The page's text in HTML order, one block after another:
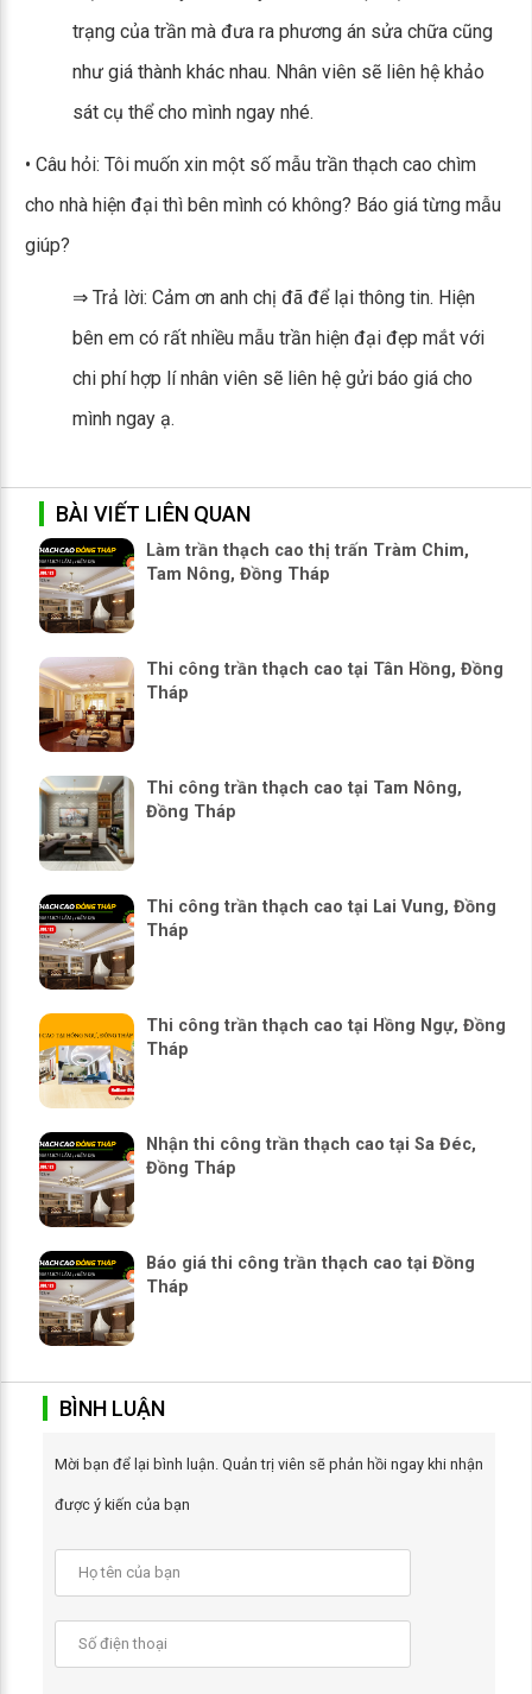
trạng của trần mà đưa ra phương án sửa chữa cũng
như giá thành khác nhau. Nhân viên sẽ liên hệ khảo
sát cụ thể cho mình ngay nhé.
• Câu hỏi: Tôi muốn xin một số mẫu trần thạch cao chìm
cho nhà hiện đại thì bên mình có không? Báo giá từng mẫu
giúp?
⇒ Trả lời: Cảm ơn anh chị đã để lại thông tin. Hiện
bên em có rất nhiều mẫu trần hiện đại đẹp mắt với
chi phí hợp lí nhân viên sẽ liên hệ gửi báo giá cho
mình ngay ạ.
BÀI VIẾT LIÊN QUAN
Làm trần thạch cao thị trấn Tràm Chim,
Tam Nông, Đồng Tháp
Thi công trần thạch cao tại Tân Hồng, Đồng
Tháp
Thi công trần thạch cao tại Tam Nông,
Đồng Tháp
Thi công trần thạch cao tại Lai Vung, Đồng
Tháp
Thi công trần thạch cao tại Hồng Ngự, Đồng
Tháp
Nhận thi công trần thạch cao tại Sa Đéc,
Đồng Tháp
Báo giá thi công trần thạch cao tại Đồng
Tháp
BÌNH LUẬN
Mời bạn để lại bình luận. Quản trị viên sẽ phản hồi ngay khi nhận
được ý kiến của bạn